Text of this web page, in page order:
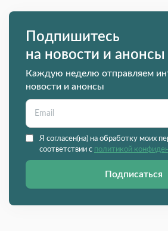
Подпишитесь
на новости и анонсы
Каждую неделю отправляем
новости и анонсы
Я согласен(на) на обработку моих
соответствии с политикой
Подписаться